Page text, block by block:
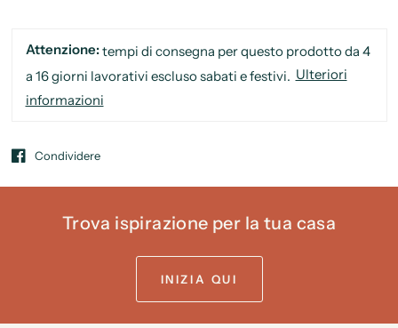
Attenzione:tempi di consegna per questo prodotto da 4
a 16 giorni lavorativi escluso sabati e festivi.Ulteriori
informazioni
Condividere
Trova ispirazione per la tua casa
INIZIA QUI